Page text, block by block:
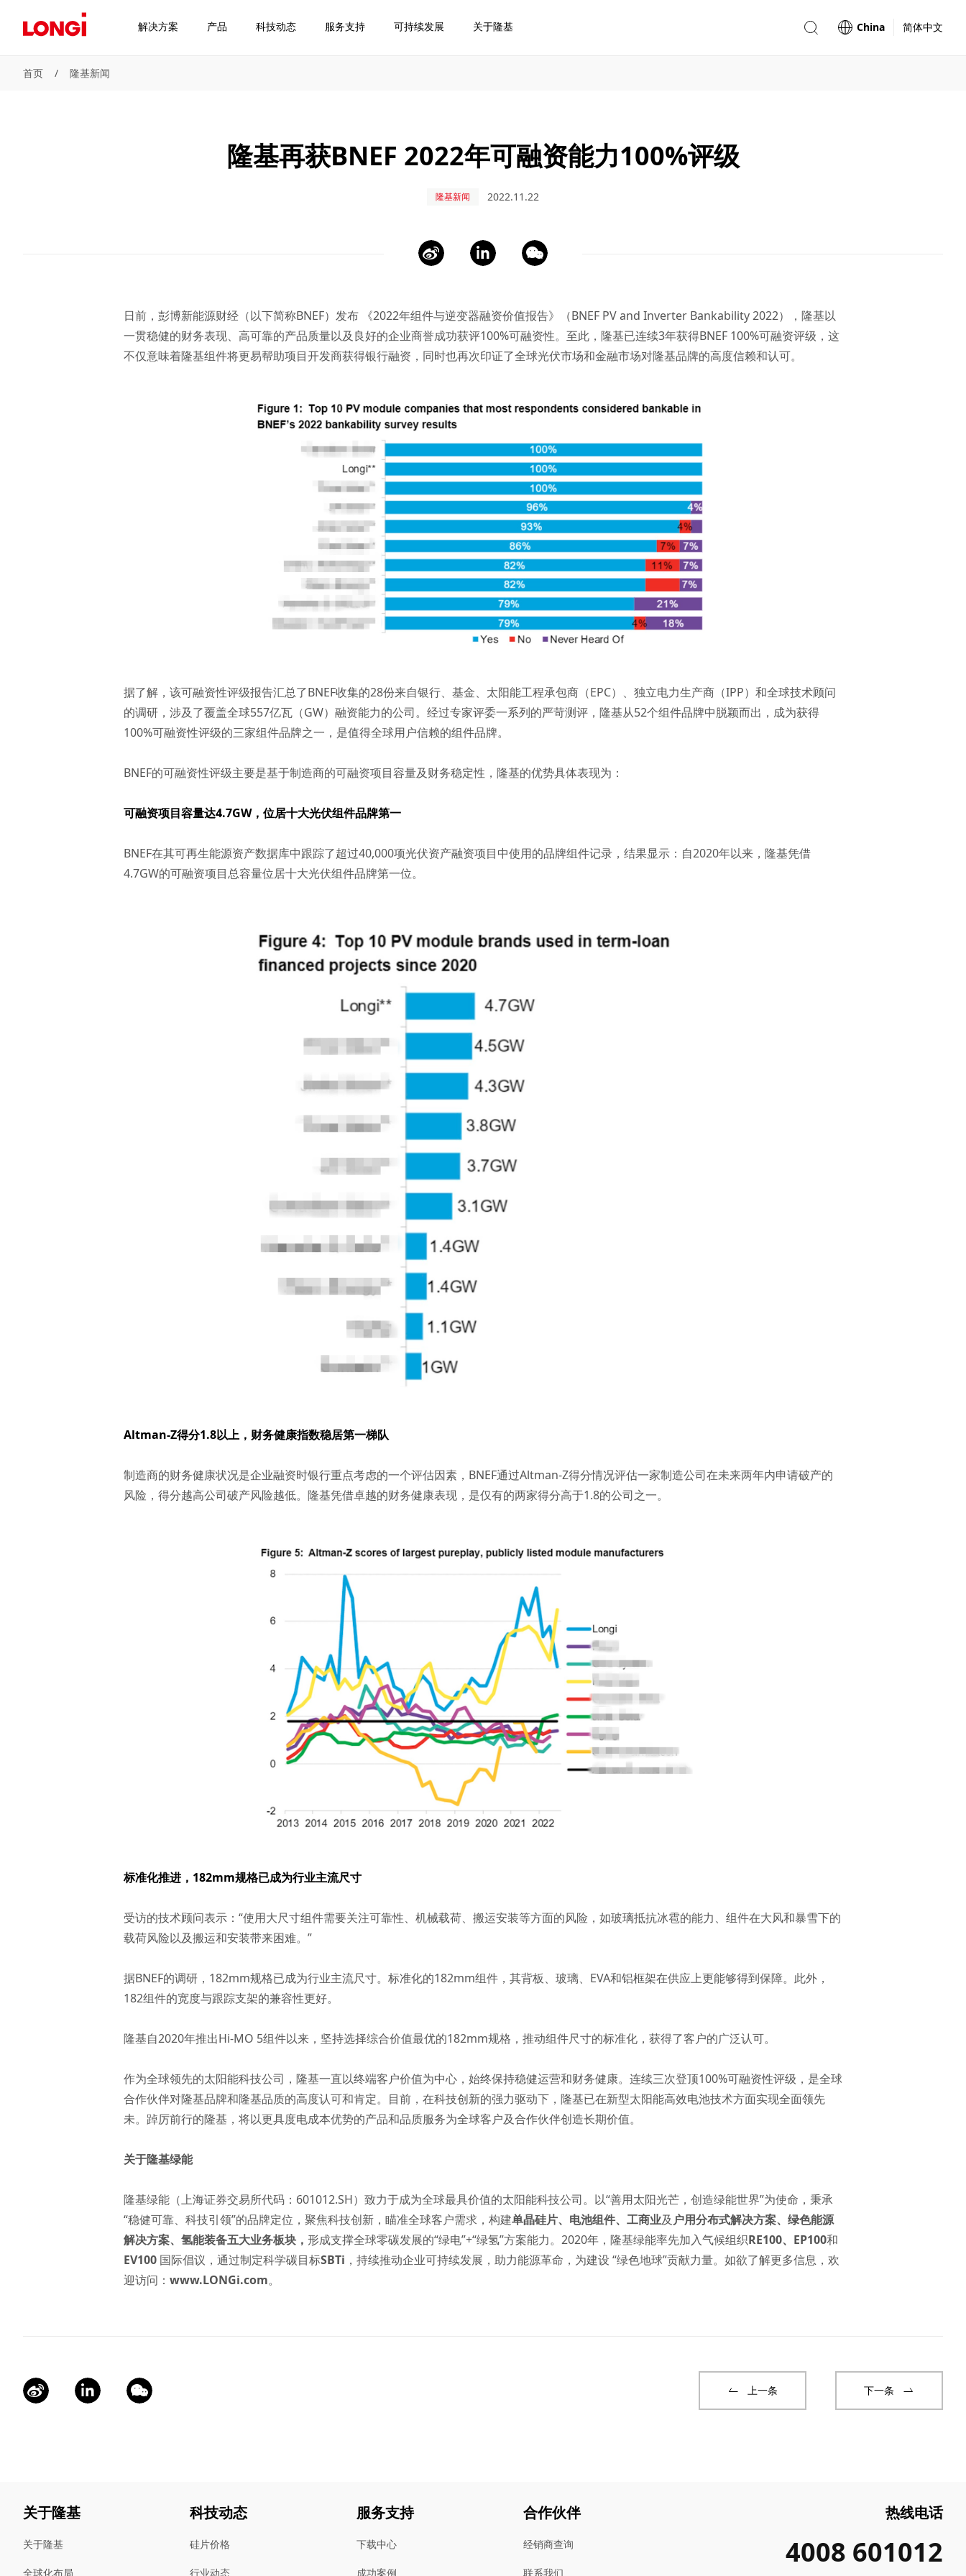
解决方案 产品 科技动态 服务支持 可持续发展 关于隆基 China 简体中文
首页 / 隆基新闻
隆基再获BNEF 2022年可融资能力100%评级
隆基新闻 2022.11.22
日前，彭博新能源财经（以下简称BNEF）发布 《2022年组件与逆变器融资价值报告》（BNEF PV and Inverter Bankability 2022），隆基以
一贯稳健的财务表现、高可靠的产品质量以及良好的企业商誉成功获评100%可融资性。至此，隆基已连续3年获得BNEF 100%可融资评级，这
不仅意味着隆基组件将更易帮助项目开发商获得银行融资，同时也再次印证了全球光伏市场和金融市场对隆基品牌的高度信赖和认可。
据了解，该可融资性评级报告汇总了BNEF收集的28份来自银行、基金、太阳能工程承包商（EPC）、独立电力生产商（IPP）和全球技术顾问
的调研，涉及了覆盖全球557亿瓦（GW）融资能力的公司。经过专家评委一系列的严苛测评，隆基从52个组件品牌中脱颖而出，成为获得
100%可融资性评级的三家组件品牌之一，是值得全球用户信赖的组件品牌。
BNEF的可融资性评级主要是基于制造商的可融资项目容量及财务稳定性，隆基的优势具体表现为：
可融资项目容量达4.7GW，位居十大光伏组件品牌第一
BNEF在其可再生能源资产数据库中跟踪了超过40,000项光伏资产融资项目中使用的品牌组件记录，结果显示：自2020年以来，隆基凭借
4.7GW的可融资项目总容量位居十大光伏组件品牌第一位。
Altman-Z得分1.8以上，财务健康指数稳居第一梯队
制造商的财务健康状况是企业融资时银行重点考虑的一个评估因素，BNEF通过Altman-Z得分情况评估一家制造公司在未来两年内申请破产的
风险，得分越高公司破产风险越低。隆基凭借卓越的财务健康表现，是仅有的两家得分高于1.8的公司之一。
标准化推进，182mm规格已成为行业主流尺寸
受访的技术顾问表示：“使用大尺寸组件需要关注可靠性、机械载荷、搬运安装等方面的风险，如玻璃抵抗冰雹的能力、组件在大风和暴雪下的
载荷风险以及搬运和安装带来困难。”
据BNEF的调研，182mm规格已成为行业主流尺寸。标准化的182mm组件，其背板、玻璃、EVA和铝框架在供应上更能够得到保障。此外，
182组件的宽度与跟踪支架的兼容性更好。
隆基自2020年推出Hi-MO 5组件以来，坚持选择综合价值最优的182mm规格，推动组件尺寸的标准化，获得了客户的广泛认可。
作为全球领先的太阳能科技公司，隆基一直以终端客户价值为中心，始终保持稳健运营和财务健康。连续三次登顶100%可融资性评级，是全球
合作伙伴对隆基品牌和隆基品质的高度认可和肯定。目前，在科技创新的强力驱动下，隆基已在新型太阳能高效电池技术方面实现全面领先
未。踔厉前行的隆基，将以更具度电成本优势的产品和品质服务为全球客户及合作伙伴创造长期价值。
关于隆基绿能
隆基绿能（上海证券交易所代码：601012.SH）致力于成为全球最具价值的太阳能科技公司。以“善用太阳光芒，创造绿能世界”为使命，秉承
“稳健可靠、科技引领”的品牌定位，聚焦科技创新，瞄准全球客户需求，构建单晶硅片、 电池组件、 工商业及 户用分布式解决方案、 绿色能源
解决方案、 氢能装备五大业务板块， 形成支撑全球零碳发展的“绿电”+“绿氢”方案能力。2020年，隆基绿能率先加入气候组织RE100、 EP100和
EV100 国际倡议，通过制定科学碳目标SBTi ，持续推动企业可持续发展，助力能源革命，为建设 “绿色地球”贡献力量。如欲了解更多信息，欢
迎访问： www.LONGi.com。
上一条 下一条
关于隆基
关于隆基
全球化布局
科技动态
硅片价格
行业动态
服务支持
下载中心
成功案例
合作伙伴
经销商查询
联系我们
热线电话
4008 601012